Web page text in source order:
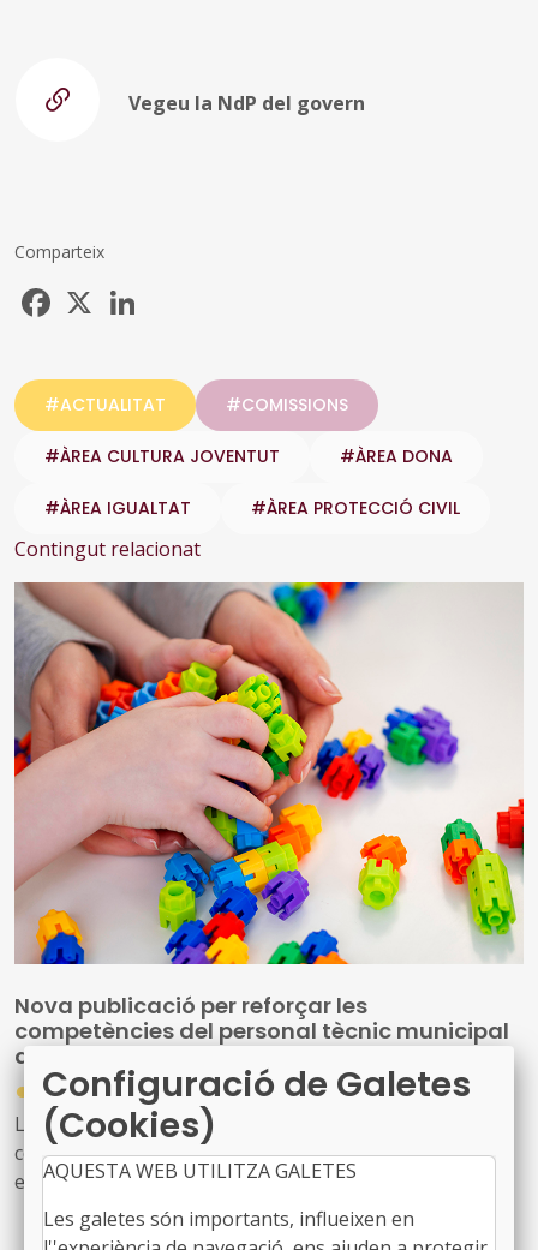
Vegeu la NdP del govern
Comparteix
Facebook
#ACTUALITAT #COMISSIONS
#ÀREA CULTURA JOVENTUT #ÀREA DONA
#ÀREA IGUALTAT #ÀREA PROTECCIÓ CIVIL
Contingut relacionat
Nova publicació per reforçar les
competències del personal tècnic municipal
d’educació
●
31/07/2026
La Diputació de Barcelona ha editat la publicació ‘Marc
competencial del perfil tècnic municipal d’educació’, una
eina que defineix, ordena i enforteix el nou rol del
personal tècnic d’educació i el seu lideratge en el
desenvolupament i la gestió de les polítiques educatives
Configuració de Galetes
(Cookies)
AQUESTA WEB UTILITZA GALETES
Les galetes són importants, influeixen en